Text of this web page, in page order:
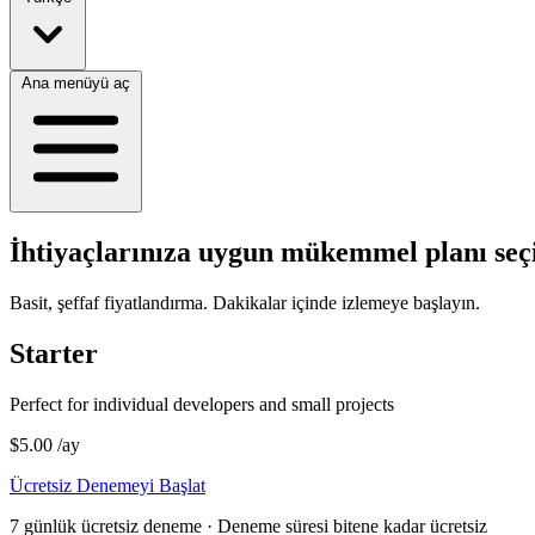
Ana menüyü aç
İhtiyaçlarınıza uygun mükemmel planı
Basit, şeffaf fiyatlandırma. Dakikalar içinde izlemeye başlayın.
Starter
Perfect for individual developers and small projects
$5.00 /ay
Ücretsiz Denemeyi Başlat
7 günlük ücretsiz deneme · Deneme süresi bitene kadar ücretsiz